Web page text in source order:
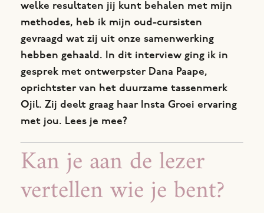
welke resultaten jij kunt behalen met mijn
methodes, heb ik mijn oud-cursisten
gevraagd wat zij uit onze samenwerking
hebben gehaald. In dit interview ging ik in
gesprek met ontwerpster Dana Paape,
oprichtster van het duurzame tassenmerk
Ojil. Zij deelt graag haar Insta Groei ervaring
met jou. Lees je mee?
Kan je aan de lezer
vertellen wie je bent?